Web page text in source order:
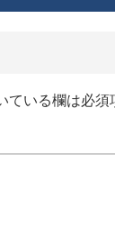
ている欄は必須